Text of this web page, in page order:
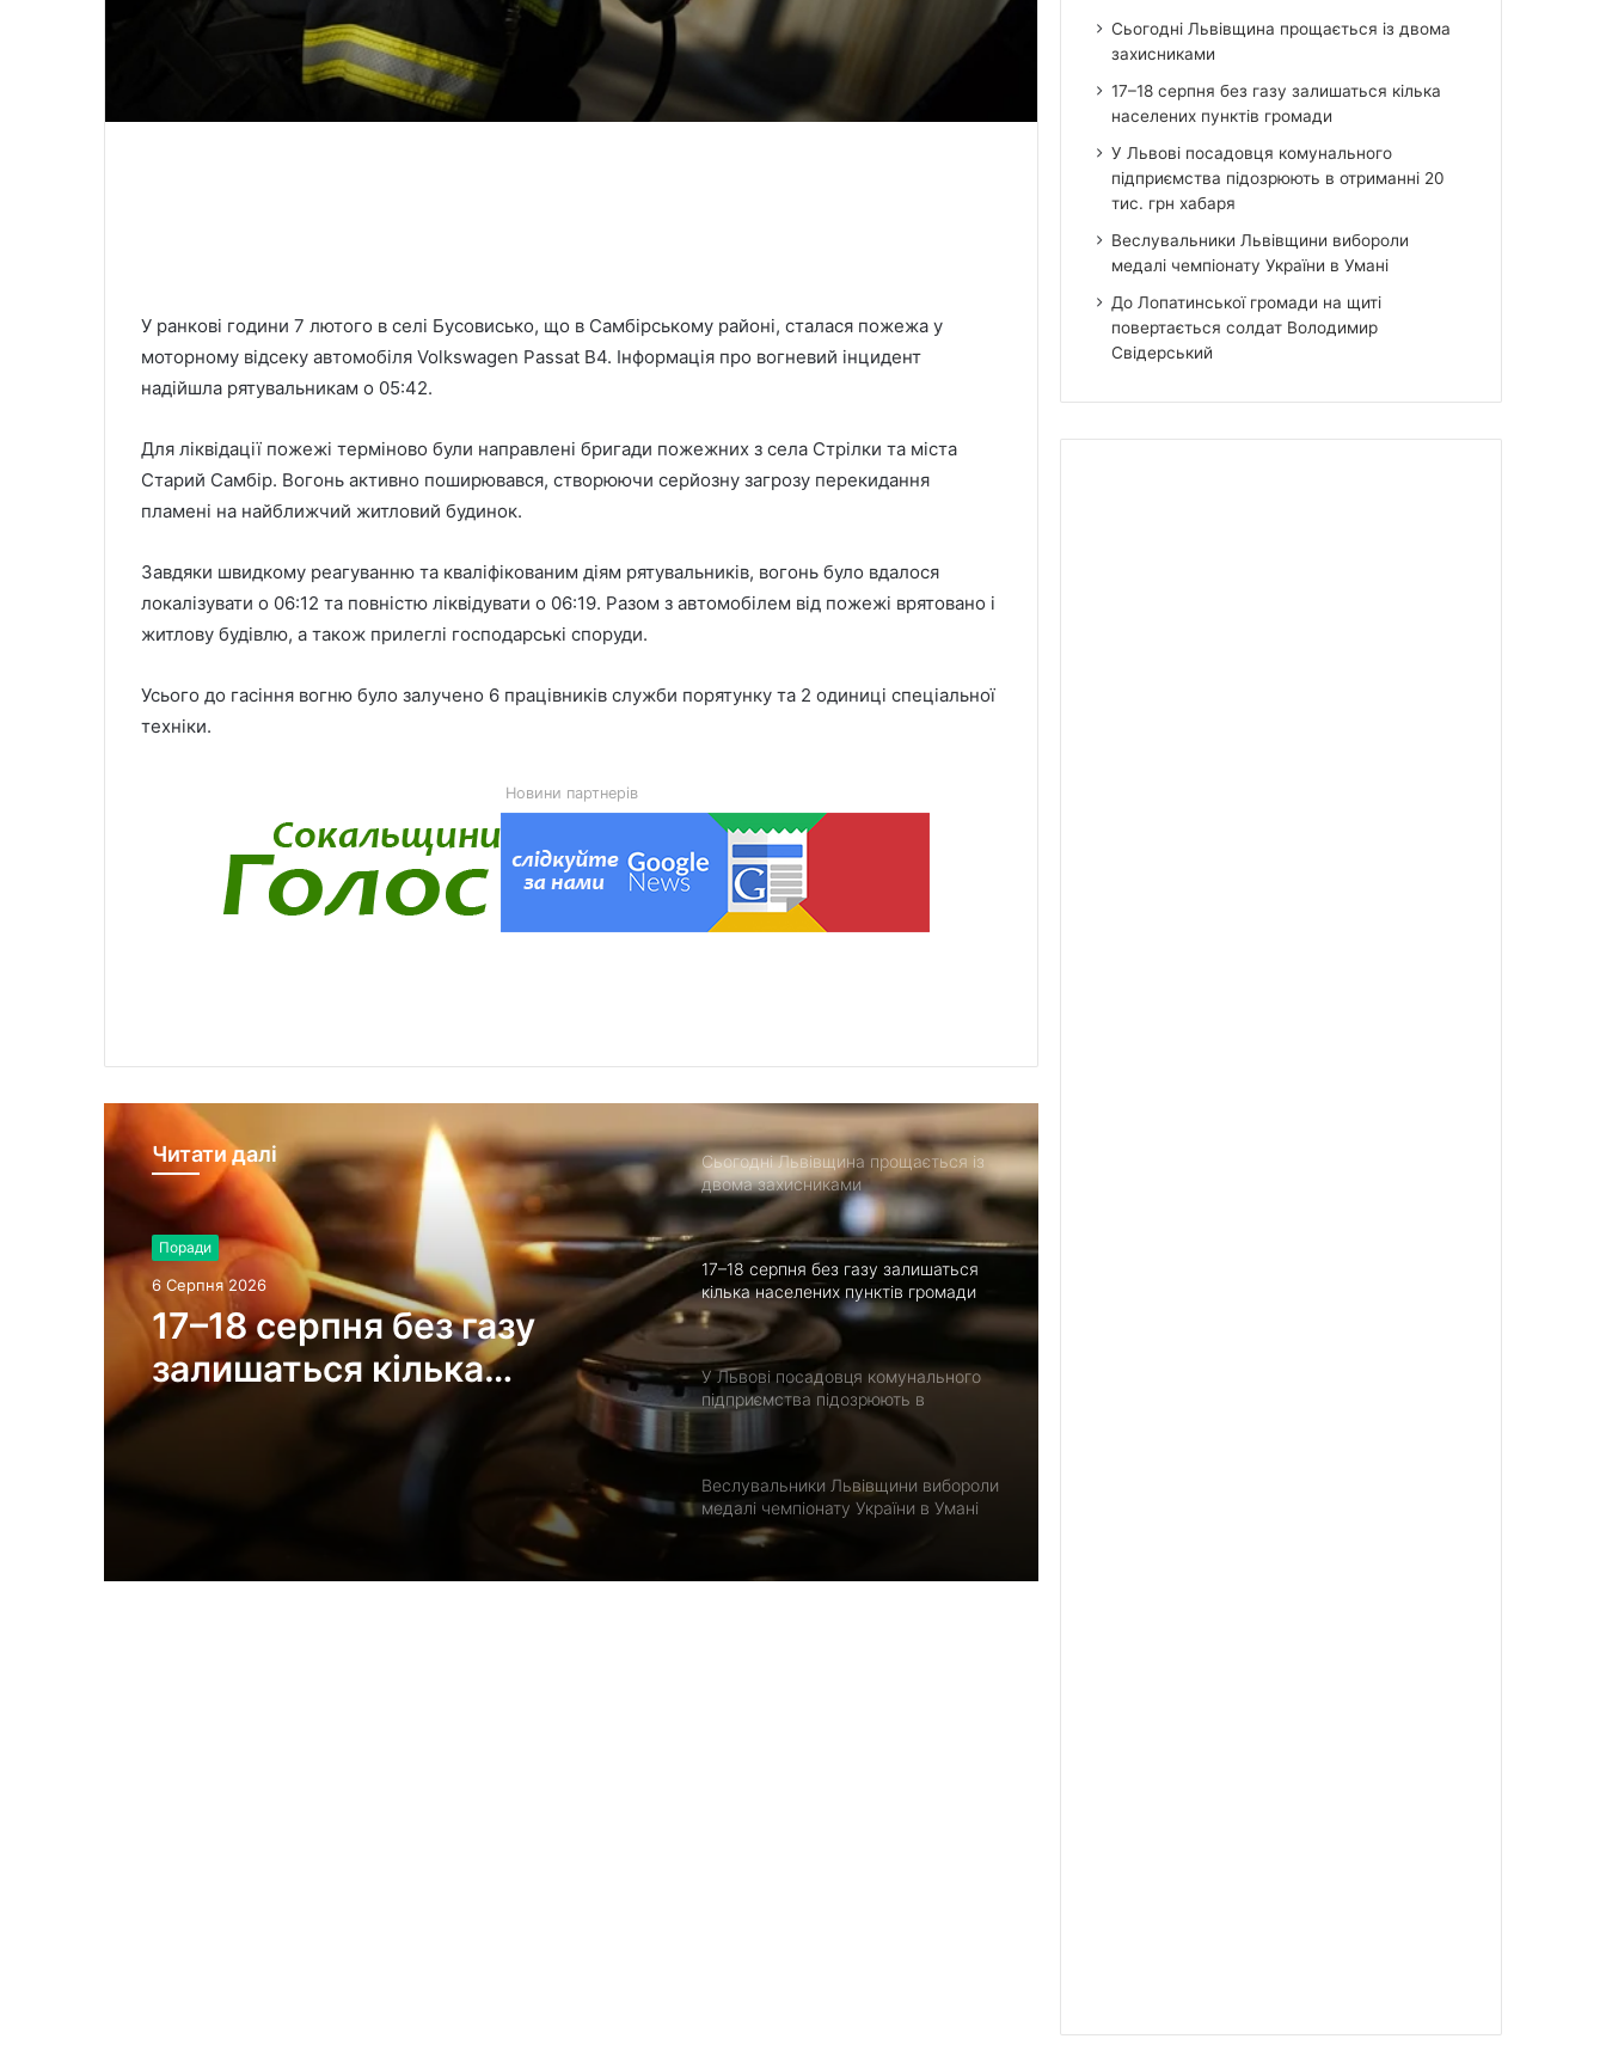
У ранкові години 7 лютого в селі Бусовисько, що в Самбірському районі, сталася пожежа у
моторному відсеку автомобіля Volkswagen Passat B4. Інформація про вогневий інцидент
надійшла рятувальникам о 05:42.
Для ліквідації пожежі терміново були направлені бригади пожежних з села Стрілки та міста
Старий Самбір. Вогонь активно поширювався, створюючи серйозну загрозу перекидання
пламені на найближчий житловий будинок.
Завдяки швидкому реагуванню та кваліфікованим діям рятувальників, вогонь було вдалося
локалізувати о 06:12 та повністю ліквідувати о 06:19. Разом з автомобілем від пожежі врятовано і
житлову будівлю, а також прилеглі господарські споруди.
Усього до гасіння вогню було залучено 6 працівників служби порятунку та 2 одиниці спеціальної
техніки.
Новини партнерів
Читати далі
Поради
6 Серпня 2026
17–18 серпня без газу
залишаться кілька
населених пунктів громади
17–18 серпня без газу залишаться
Веслувальники Львівщини вибороли
медалі чемпіонату України в Умані
Сьогодні Львівщина прощається із
двома захисниками
17–18 серпня без газу залишаться
кілька населених пунктів громади
У Львові посадовця комунального
підприємства підозрюють в
отриманні 20 тис. грн хабаря
Веслувальники Львівщини вибороли
медалі чемпіонату України в Умані
Сьогодні Львівщина прощається із двома
захисниками
17–18 серпня без газу залишаться кілька
населених пунктів громади
У Львові посадовця комунального
підприємства підозрюють в отриманні 20
тис. грн хабаря
Веслувальники Львівщини вибороли
медалі чемпіонату України в Умані
До Лопатинської громади на щиті
повертається солдат Володимир
Свідерський